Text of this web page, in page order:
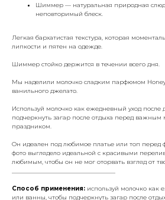
Шиммер — натуральная природная
неповторимый блеск.
Легкая бархатистая текстура, которая
липкости и пятен на одежде.
Шиммер стойко держится в течении всего дня.
Мы наделили молочко сладким парфюмом
ванильного джелато.
Используй молочко как ежедневный уход после
подчеркнуть загар после отдыха перед
праздником.
Он идеален под любимое платье или топ перед
фото выглядело идеальной с красивыми
любимым, чтобы он не мог оторвать взгляд от
Способ применения: используй молочко как
или ванны, чтобы подчеркнуть загар после